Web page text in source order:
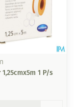
1 P/s